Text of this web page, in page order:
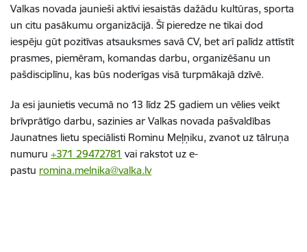
Valkas novada jaunieši aktīvi iesaistās dažādu kultūras, sporta
un citu pasākumu organizācijā. Šī pieredze ne tikai dod
iespēju gūt pozitīvas atsauksmes savā CV, bet arī palīdz attīstīt
prasmes, piemēram, komandas darbu, organizēšanu un
pašdisciplīnu, kas būs noderīgas visā turpmākajā dzīvē.
Ja esi jaunietis vecumā no 13 līdz 25 gadiem un vēlies veikt
brīvprātīgo darbu, sazinies ar Valkas novada pašvaldības
Jaunatnes lietu speciālisti Rominu Meļņiku, zvanot uz tālruņa
numuru +371 29472781 vai rakstot uz e-
pastu romina.melnika@valka.lv